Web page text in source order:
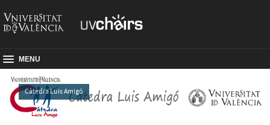
MENU
Càtedra Luis Amigó